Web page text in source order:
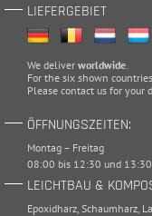
LIEFERGEBIET
We deliver worldwide
For the six shown
Please contact us for your
ÖFFNUNGSZEITEN:
Montag – Freitag
08:00 bis 12:30 und
LEICHTBAU &
Epoxidharz Schaumharz